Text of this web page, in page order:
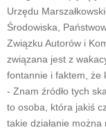
Urzędu
Środowiska,
Związku Autorów i
związana jest z
fontannie i faktem, że
- Znam źródło tych
to osoba, która jakiś
takie działanie